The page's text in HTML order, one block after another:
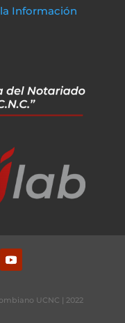
Información
UCNC | 2022